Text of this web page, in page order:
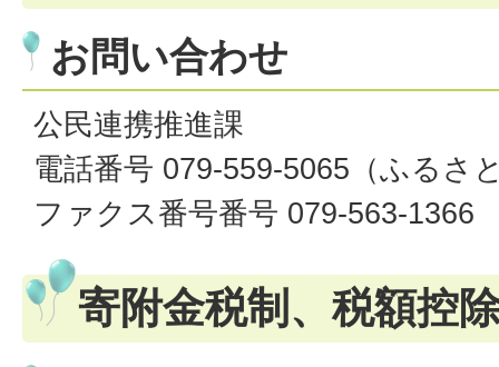
お問い合わせ
公民連携推進課
電話番号 079-559-5065（ふるさ
ファクス番号番号 079-563-1366
寄附金税制、税額控